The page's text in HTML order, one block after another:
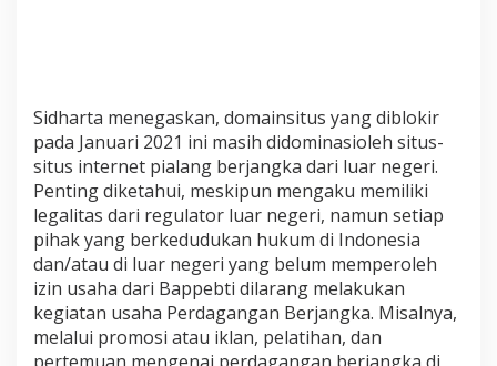
a
n
p
a
I
z
i
n
Sidharta menegaskan, domainsitus yang diblokir
pada Januari 2021 ini masih didominasioleh situs-
situs internet pialang berjangka dari luar negeri.
Penting diketahui, meskipun mengaku memiliki
legalitas dari regulator luar negeri, namun setiap
pihak yang berkedudukan hukum di Indonesia
dan/atau di luar negeri yang belum memperoleh
izin usaha dari Bappebti dilarang melakukan
kegiatan usaha Perdagangan Berjangka. Misalnya,
melalui promosi atau iklan, pelatihan, dan